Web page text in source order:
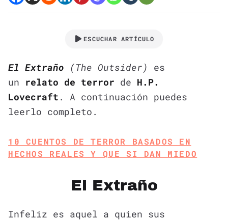
ESCUCHAR ARTÍCULO
El Extraño (The Outsider)
es
un relato de terror de H.P.
Lovecraft . A continuación puedes
leerlo completo.
10 CUENTOS DE TERROR BASADOS EN
HECHOS REALES Y QUE SI DAN MIEDO
El Extraño
Infeliz es aquel a quien sus